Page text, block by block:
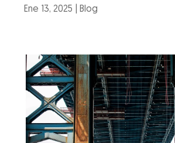
Ene 13, 2025 |Blog